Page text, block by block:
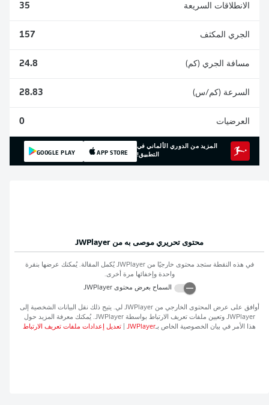
الانطلاقات السريعة
الجري المكثف 157
مسافة الجري (كم) 24.8
السرعة (كم/س) 28.83
العرضيات
المزيد من الدوري الألماني في
التطبيق!
APP STORE
GOOGLE PLAY
محتوى تحريري موصى به من JWPlayer
في هذه النقطة ستجد محتوى خارجيًا منJWPlayer يُكمل المقالة. يُمكنك عرضها بنقرة
واحدة وإخفائها مرة أخرى.
السماح بعرض محتوىJWPlayer
على عرض المحتوى الخارجي من JWPlayer لي. يتيح ذلك نقل البيانات الشخصية إلى
JWPlayer وتعيين ملفات تعريف الارتباط بواسطةJWPlayer . يُمكنك معرفة المزيد حول
الأمر في بيان الخصوصية الخاص بـJWPlayer
|تعديل إعدادات ملفات تعريف الارتباط